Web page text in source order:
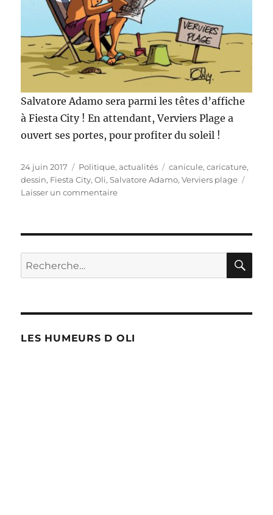
Salvatore Adamo sera parmi les têtes d’affiche
à Fiesta City ! En attendant, Verviers Plage a
ouvert ses portes, pour profiter du soleil !
Publié
le
24 juin 2017 Catégories
Politique, actualités Étiquettes
canicule,caricature,
dessin, Fiesta City,Oli,Salvatore Adamo,Verviers plage
Laisser un commentairesur
City
Recherche
pour :
LES HUMEURS D OLI